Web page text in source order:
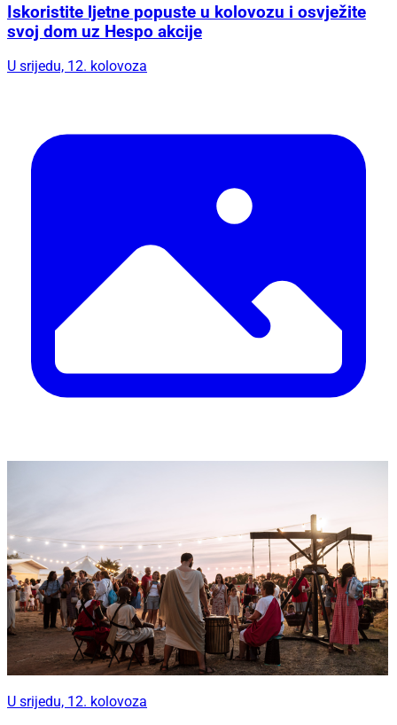
Iskoristite ljetne popuste u kolovozu i osvježite
svoj dom uz Hespo akcije
U srijedu, 12. kolovoza
U srijedu, 12. kolovoza